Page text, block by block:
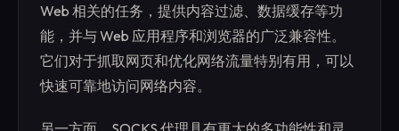
Web 相关的任务，提供内容过滤、数据缓存等功
能，并与 Web 应用程序和浏览器的广泛兼容性。
它们对于抓取网页和优化网络流量特别有用，可以
快速可靠地访问网络内容。